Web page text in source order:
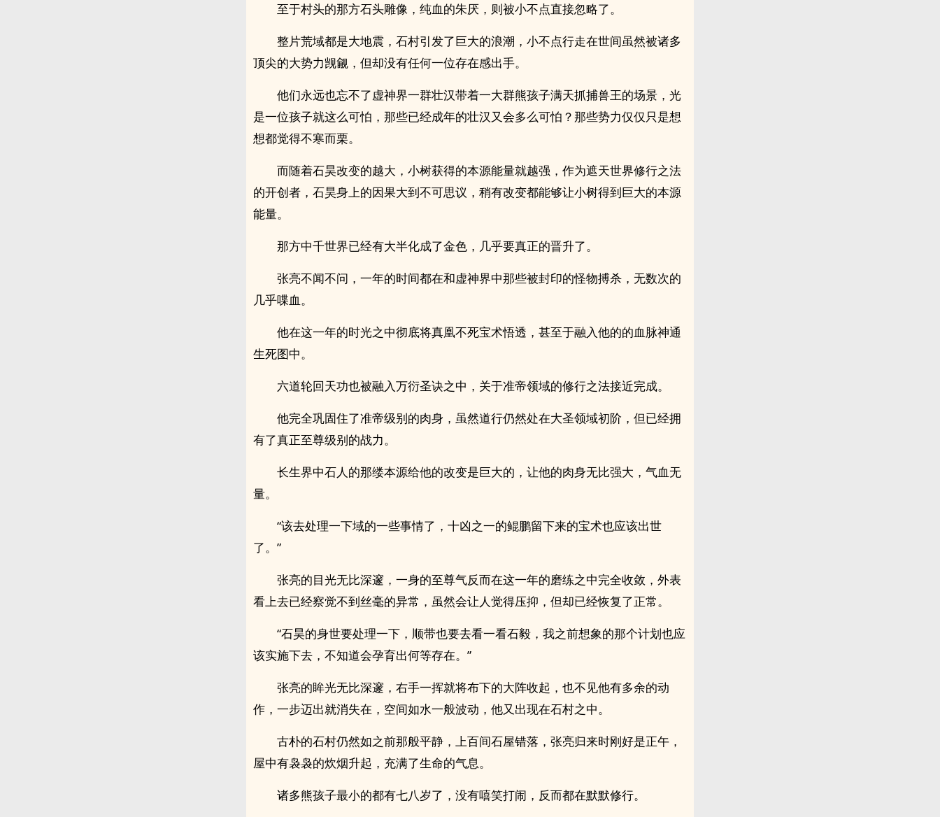
至于村头的那方石头雕像，纯血的朱厌，则被小不点直接忽略了。
整片荒域都是大地震，石村引发了巨大的浪潮，小不点行走在世间虽然被诸多
顶尖的大势力觊觎，但却没有任何一位存在感出手。
他们永远也忘不了虚神界一群壮汉带着一大群熊孩子满天抓捕兽王的场景，光
是一位孩子就这么可怕，那些已经成年的壮汉又会多么可怕？那些势力仅仅只是想
想都觉得不寒而栗。
而随着石昊改变的越大，小树获得的本源能量就越强，作为遮天世界修行之法
的开创者，石昊身上的因果大到不可思议，稍有改变都能够让小树得到巨大的本源
能量。
那方中千世界已经有大半化成了金色，几乎要真正的晋升了。
张亮不闻不问，一年的时间都在和虚神界中那些被封印的怪物搏杀，无数次的
几乎喋血。
他在这一年的时光之中彻底将真凰不死宝术悟透，甚至于融入他的的血脉神通
生死图中。
六道轮回天功也被融入万衍圣诀之中，关于准帝领域的修行之法接近完成。
他完全巩固住了准帝级别的肉身，虽然道行仍然处在大圣领域初阶，但已经拥
有了真正至尊级别的战力。
长生界中石人的那缕本源给他的改变是巨大的，让他的肉身无比强大，气血无
量。
“该去处理一下域的一些事情了，十凶之一的鲲鹏留下来的宝术也应该出世
了。”
张亮的目光无比深邃，一身的至尊气反而在这一年的磨练之中完全收敛，外表
看上去已经察觉不到丝毫的异常，虽然会让人觉得压抑，但却已经恢复了正常。
“石昊的身世要处理一下，顺带也要去看一看石毅，我之前想象的那个计划也应
该实施下去，不知道会孕育出何等存在。”
张亮的眸光无比深邃，右手一挥就将布下的大阵收起，也不见他有多余的动
作，一步迈出就消失在，空间如水一般波动，他又出现在石村之中。
古朴的石村仍然如之前那般平静，上百间石屋错落，张亮归来时刚好是正午，
屋中有袅袅的炊烟升起，充满了生命的气息。
诸多熊孩子最小的都有七八岁了，没有嘻笑打闹，反而都在默默修行。